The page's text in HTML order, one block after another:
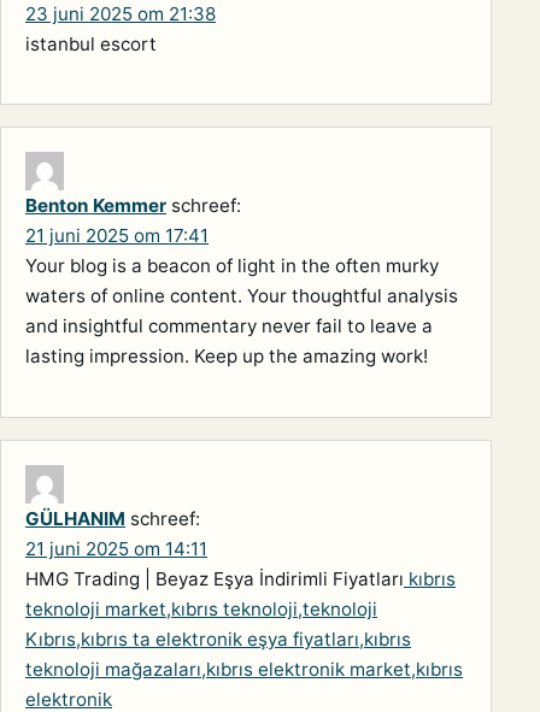
23 juni 2025 om 21:38
istanbul escort
Benton Kemmer schreef:
21 juni 2025 om 17:41
Your blog is a beacon of light in the often murky
waters of online content. Your thoughtful analysis
and insightful commentary never fail to leave a
lasting impression. Keep up the amazing work!
GÜLHANIM schreef:
21 juni 2025 om 14:11
HMG Trading | Beyaz Eşya İndirimli Fiyatları kıbrıs
teknoloji market,kıbrıs teknoloji,teknoloji
Kıbrıs,kıbrıs ta elektronik eşya fiyatları,kıbrıs
teknoloji mağazaları,kıbrıs elektronik market,kıbrıs
elektronik